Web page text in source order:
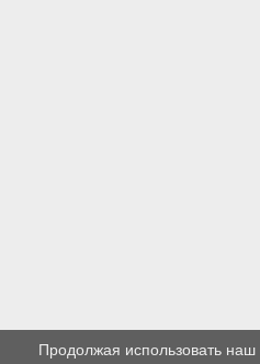
Продолжая использовать наш